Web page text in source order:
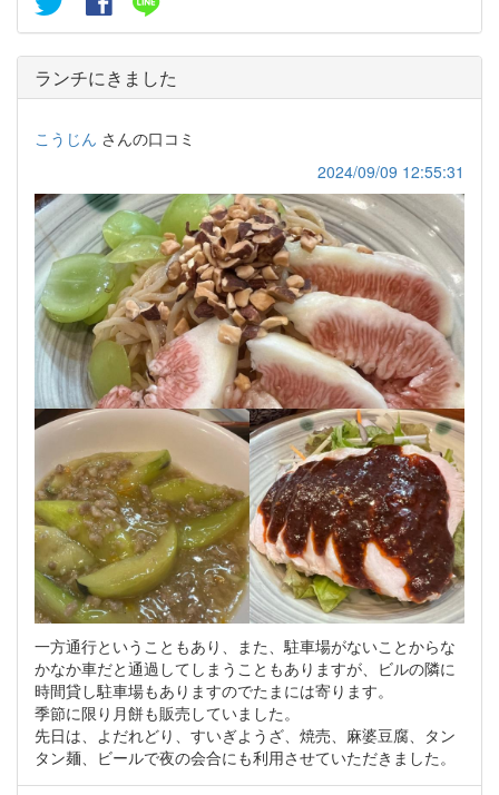
ランチにきました
こうじん さんの口コミ
2024/09/09 12:55:31
一方通行ということもあり、また、駐車場がないことからな
かなか車だと通過してしまうこともありますが、ビルの隣に
時間貸し駐車場もありますのでたまには寄ります。
季節に限り月餅も販売していました。
先日は、よだれどり、すいぎようざ、焼売、麻婆豆腐、タン
タン麺、ビールで夜の会合にも利用させていただきました。